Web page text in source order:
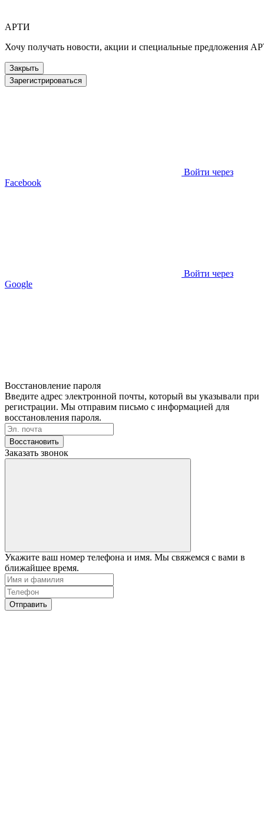
АРТИ
Хочу получать новости, акции и специальные предложения
Закрыть
Зарегистрироваться
Войти через
Facebook
Войти через
Google
Восстановление пароля
Введите адрес электронной почты, который вы указывали при
регистрации. Мы отправим письмо с информацией для
восстановления пароля.
Восстановить
Заказать звонок
Укажите ваш номер телефона и имя. Мы свяжемся с вами в
ближайшее время.
Отправить